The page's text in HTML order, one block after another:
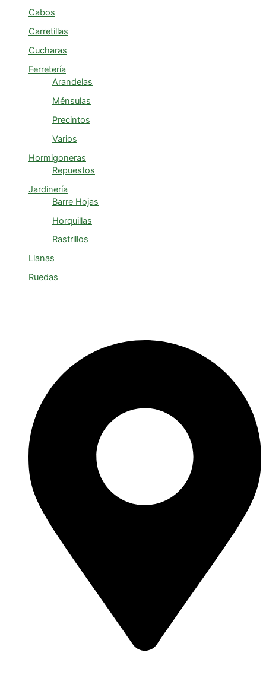
Cabos
Carretillas
Cucharas
Ferretería
Arandelas
Ménsulas
Precintos
Varios
Hormigoneras
Repuestos
Jardinería
Barre Hojas
Horquillas
Rastrillos
Llanas
Ruedas